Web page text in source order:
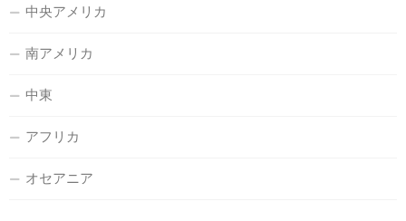
中央アメリカ
南アメリカ
中東
アフリカ
オセアニア